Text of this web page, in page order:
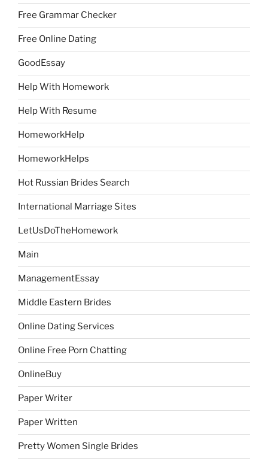
Free Grammar Checker
Free Online Dating
GoodEssay
Help With Homework
Help With Resume
HomeworkHelp
HomeworkHelps
Hot Russian Brides Search
International Marriage Sites
LetUsDoTheHomework
Main
ManagementEssay
Middle Eastern Brides
Online Dating Services
Online Free Porn Chatting
OnlineBuy
Paper Writer
Paper Written
Pretty Women Single Brides